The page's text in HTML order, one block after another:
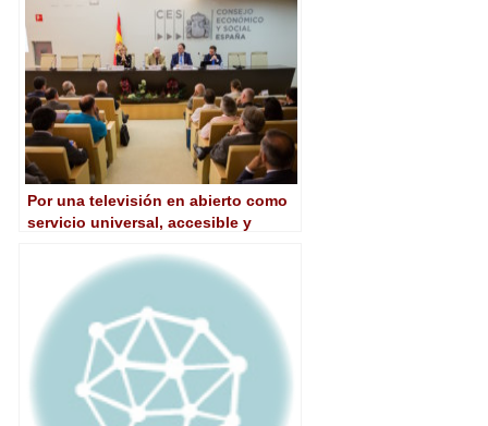
Por una televisión en abierto como
servicio universal, accesible y